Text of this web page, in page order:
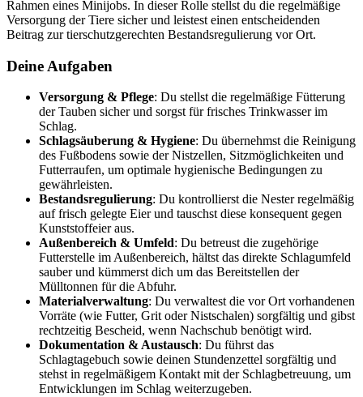
Rahmen eines Minijobs. In dieser Rolle stellst du die regelmäßige
Versorgung der Tiere sicher und leistest einen entscheidenden
Beitrag zur tierschutzgerechten Bestandsregulierung vor Ort.
Deine Aufgaben
Versorgung & Pflege: Du stellst die regelmäßige Fütterung
der Tauben sicher und sorgst für frisches Trinkwasser im
Schlag.
Schlagsäuberung & Hygiene: Du übernehmst die Reinigung
des Fußbodens sowie der Nistzellen, Sitzmöglichkeiten und
Futterraufen, um optimale hygienische Bedingungen zu
gewährleisten.
Bestandsregulierung: Du kontrollierst die Nester regelmäßig
auf frisch gelegte Eier und tauschst diese konsequent gegen
Kunststoffeier aus.
Außenbereich & Umfeld: Du betreust die zugehörige
Futterstelle im Außenbereich, hältst das direkte Schlagumfeld
sauber und kümmerst dich um das Bereitstellen der
Mülltonnen für die Abfuhr.
Materialverwaltung: Du verwaltest die vor Ort vorhandenen
Vorräte (wie Futter, Grit oder Nistschalen) sorgfältig und gibst
rechtzeitig Bescheid, wenn Nachschub benötigt wird.
Dokumentation & Austausch: Du führst das
Schlagtagebuch sowie deinen Stundenzettel sorgfältig und
stehst in regelmäßigem Kontakt mit der Schlagbetreuung, um
Entwicklungen im Schlag weiterzugeben.